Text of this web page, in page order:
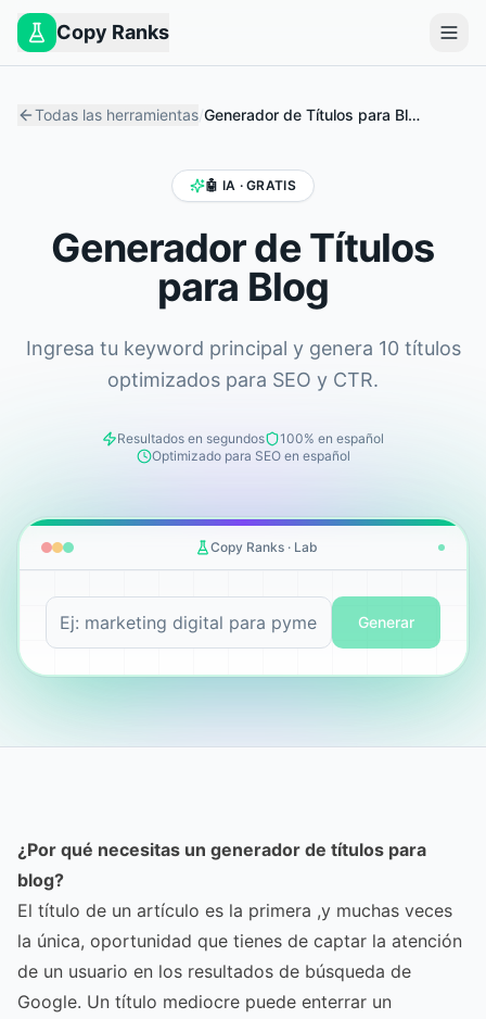
Copy Ranks
Todas las herramientas/ Generador de Títulos para Blog
🤖 IA · GRATIS
Generador de Títulos
para Blog
Ingresa tu keyword principal y genera 10 títulos
optimizados para SEO y CTR.
Resultados en segundos
100% en español
Optimizado para SEO en español
Copy Ranks · Lab
Generar
¿Por qué necesitas un generador de títulos para
blog?
El título de un artículo es la primera ,y muchas veces
la única, oportunidad que tienes de captar la atención
de un usuario en los resultados de búsqueda de
Google. Un título mediocre puede enterrar un